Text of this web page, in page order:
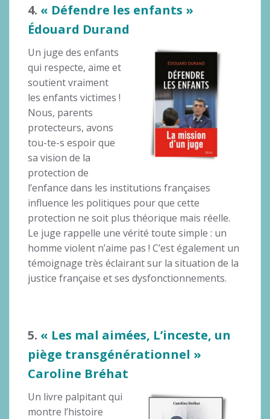
4. « Défendre les enfants »
Édouard Durand
Un juge des enfants
qui respecte, aime et
soutient vraiment
les enfants victimes !
Nous, parents
protecteurs, avons
tou-te-s espoir que
sa vision de la
protection de
l’enfance dans les institutions françaises
influence les politiques pour que cette
protection ne soit plus théorique mais réelle.
Le juge rappelle une vérité toute simple : un
homme violent n’aime pas ! C’est également un
témoignage très éclairant sur la situation de la
justice française et ses dysfonctionnements.
5. « Les mal aimées, L’inceste, un
piège transgénérationnel »
Caroline Bréhat
Un livre palpitant qui
montre l’histoire